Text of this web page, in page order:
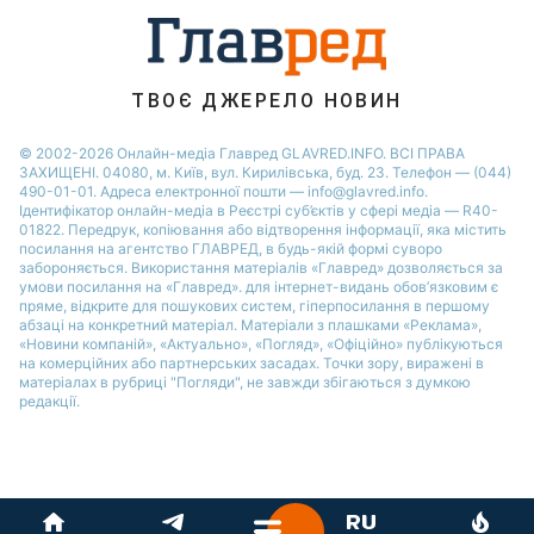
ТВОЄ ДЖЕРЕЛО НОВИН
© 2002-2026 Онлайн-медіа Главред GLAVRED.INFO. ВСІ ПРАВА
ЗАХИЩЕНІ. 04080, м. Київ, вул. Кирилівська, буд. 23. Телефон — (044)
490-01-01. Адреса електронної пошти — info@glavred.info.
Ідентифікатор онлайн-медіа в Реєстрі суб’єктів у сфері медіа — R40-
01822. Передрук, копіювання або відтворення інформації, яка містить
посилання на агентство ГЛАВРЕД, в будь-якій формi суворо
забороняється. Використання матеріалів «Главред» дозволяється за
умови посилання на «Главред». для інтернет-видань обов’язковим є
пряме, відкрите для пошукових систем, гіперпосилання в першому
абзаці на конкретний матеріал. Матеріали з плашками «Реклама»,
«Новини компаній», «Актуально», «Погляд», «Офіційно» публікуються
на комерційних або партнерських засадах. Точки зору, виражені в
матеріалах в рубриці "Погляди", не завжди збігаються з думкою
редакції.